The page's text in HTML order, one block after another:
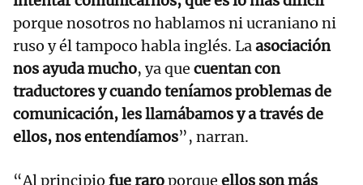
porque nosotros no hablamos ni ucraniano ni
ruso y él tampoco habla inglés. Laasociación
nos ayuda mucho, ya que cuentan con
traductores y cuando teníamos problemas de
comunicación, les llamábamos y a través de
ellos, nos entendíamos”, narran.
“Al principio fue raroporque ellos son más